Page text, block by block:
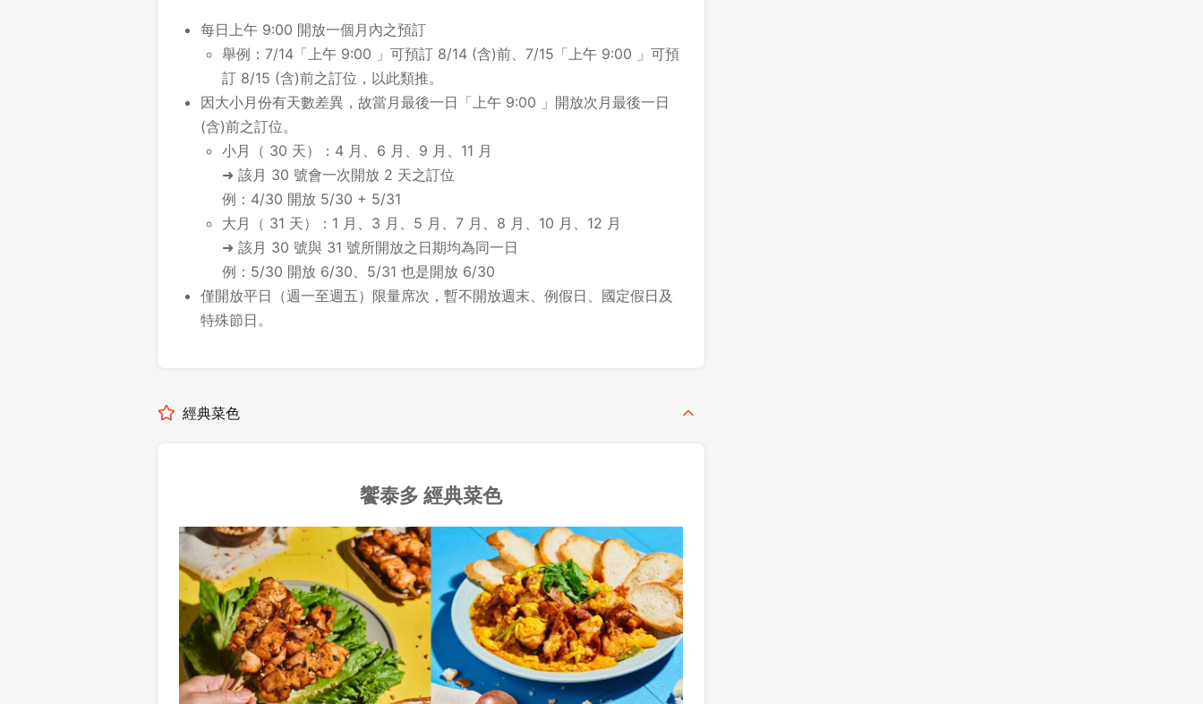
每日上午 9:00 開放一個月內之預訂
舉例：7/14「上午 9:00 」可預訂 8/14 (含)前、7/15「上午 9:00 」可預
訂 8/15 (含)前之訂位，以此類推。
因大小月份有天數差異，故當月最後一日「上午 9:00 」開放次月最後一日
(含)前之訂位。
小月（ 30 天）：4 月、6 月、9 月、11 月
➜ 該月 30 號會一次開放 2 天之訂位
例：4/30 開放 5/30 + 5/31
大月（ 31 天）：1 月、3 月、5 月、7 月、8 月、10 月、12 月
➜ 該月 30 號與 31 號所開放之日期均為同一日
例：5/30 開放 6/30、5/31 也是開放 6/30
僅開放平日（週一至週五）限量席次，暫不開放週末、例假日、國定假日及
特殊節日。
經典菜色
饗泰多 經典菜色
先不要